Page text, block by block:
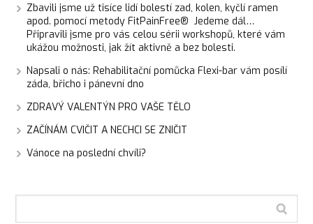
Zbavili jsme už tisíce lidí bolestí zad, kolen, kyčlí ramen
apod. pomocí metody FitPainFree® Jedeme dál…
Připravili jsme pro vás celou sérii workshopů, které vám
ukážou možnosti, jak žít aktivně a bez bolesti.
Napsali o nás: Rehabilitační pomůcka Flexi-bar vám posílí
záda, břicho i pánevní dno
ZDRAVÝ VALENTÝN PRO VAŠE TĚLO
ZAČÍNÁM CVIČIT A NECHCI SE ZNIČIT
Vánoce na poslední chvíli?